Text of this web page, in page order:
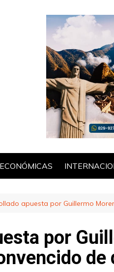
ECONÓMICAS
apuesta por Guillermo
por